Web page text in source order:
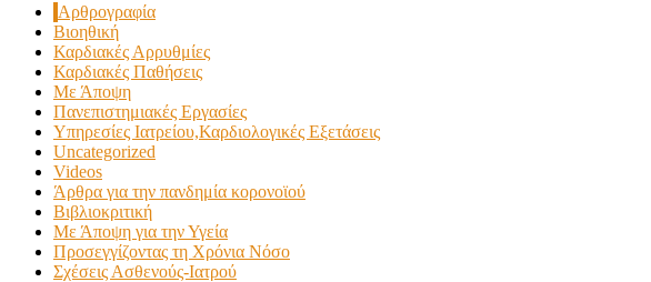
Αρθρογραφία
Βιοηθική
Καρδιακές Αρρυθμίες
Καρδιακές Παθήσεις
Με Άποψη
Πανεπιστημιακές Εργασίες
Υπηρεσίες Ιατρείου,Καρδιολογικές Εξετάσεις
Uncategorized
Videos
Άρθρα για την πανδημία κορονοϊού
Βιβλιοκριτική
Με Άποψη για την Υγεία
Προσεγγίζοντας τη Χρόνια Νόσο
Σχέσεις Ασθενούς-Ιατρού